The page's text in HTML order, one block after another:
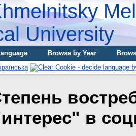
University
Browse by Year
в